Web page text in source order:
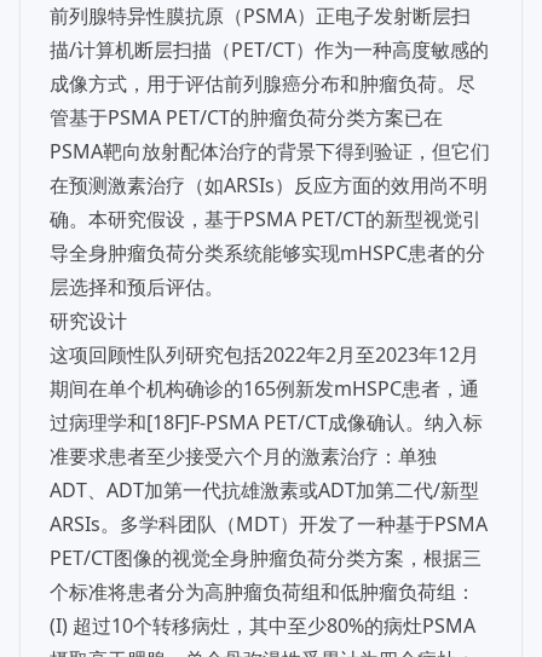
前列腺特异性膜抗原（PSMA）正电子发射断层扫
描/计算机断层扫描（PET/CT）作为一种高度敏感的
成像方式，用于评估前列腺癌分布和肿瘤负荷。尽
管基于PSMA PET/CT的肿瘤负荷分类方案已在
PSMA靶向放射配体治疗的背景下得到验证，但它们
在预测激素治疗（如ARSIs）反应方面的效用尚不明
确。本研究假设，基于PSMA PET/CT的新型视觉引
导全身肿瘤负荷分类系统能够实现mHSPC患者的分
层选择和预后评估。
研究设计
这项回顾性队列研究包括2022年2月至2023年12月
期间在单个机构确诊的165例新发mHSPC患者，通
过病理学和[18F]F-PSMA PET/CT成像确认。纳入标
准要求患者至少接受六个月的激素治疗：单独
ADT、ADT加第一代抗雄激素或ADT加第二代/新型
ARSIs。多学科团队（MDT）开发了一种基于PSMA
PET/CT图像的视觉全身肿瘤负荷分类方案，根据三
个标准将患者分为高肿瘤负荷组和低肿瘤负荷组：
(I) 超过10个转移病灶，其中至少80%的病灶PSMA